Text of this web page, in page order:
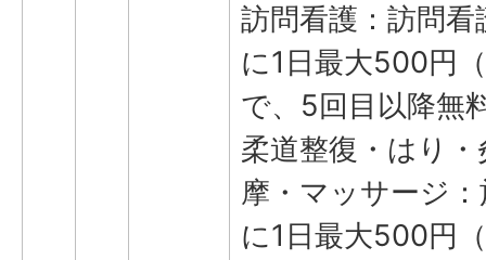
訪問看護：訪問
に1日最大500円
で、5回目以降無
柔道整復・はり
摩・マッサージ
に1日最大500円